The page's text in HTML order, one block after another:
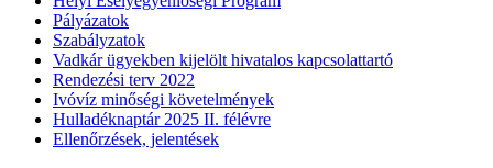
Pályázatok
Szabályzatok
Vadkár ügyekben kijelölt hivatalos kapcsolattartó
Rendezési terv 2022
Ivóvíz minőségi követelmények
Hulladéknaptár 2025 II. félévre
Ellenőrzések, jelentések